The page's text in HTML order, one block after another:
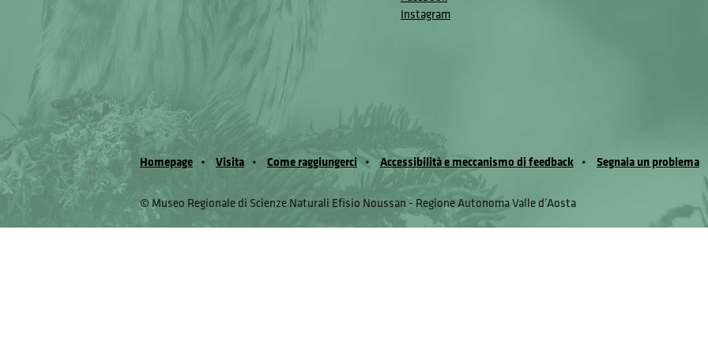
Instagram
Homepage Visita Come raggiungerci Accessibilità e meccanismo di feedback Segnala un problema
© Museo Regionale di Scienze Naturali Eﬁsio Noussan - Regione Autonoma Valle d’Aosta